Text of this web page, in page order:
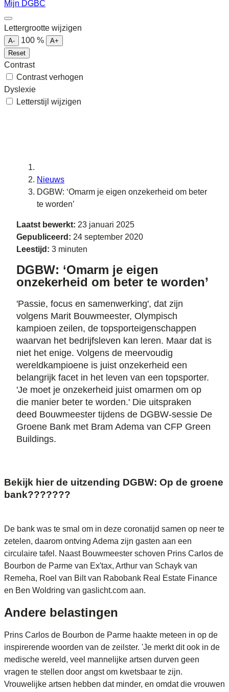
Mijn DGBC
Lettergrootte wijzigen
A- 100 %
A+
Reset
Contrast
Contrast verhogen
Dyslexie
Letterstijl wijzigen
Nieuws
DGBW: ‘Omarm je eigen onzekerheid om beter
te worden’
Laatst bewerkt: 23 januari 2025
Gepubliceerd: 24 september 2020
Leestijd: 3 minuten
DGBW: ‘Omarm je eigen
onzekerheid om beter te worden’
'Passie, focus en samenwerking', dat zijn
volgens Marit Bouwmeester, Olympisch
kampioen zeilen, de topsporteigenschappen
waarvan het bedrijfsleven kan leren. Maar dat is
niet het enige. Volgens de meervoudig
wereldkampioene is juist onzekerheid een
belangrijk facet in het leven van een topsporter.
'Je moet je onzekerheid juist omarmen om op
die manier beter te worden.' Die uitspraken
deed Bouwmeester tijdens de DGBW-sessie De
Groene Bank met Bram Adema van CFP Green
Buildings.
Bekijk hier de uitzending DGBW: Op de groene
bank???????
De bank was te smal om in deze coronatijd samen op neer te
zetelen, daarom ontving Adema zijn gasten aan een
circulaire tafel. Naast Bouwmeester schoven Prins Carlos de
Bourbon de Parme van Ex'tax, Arthur van Schayk van
Remeha, Roel van Bilt van Rabobank Real Estate Finance
en Ben Woldring van gaslicht.com aan.
Andere belastingen
Prins Carlos de Bourbon de Parme haakte meteen in op de
inspirerende woorden van de zeilster. 'Je merkt dit ook in de
medische wereld, veel mannelijke artsen durven geen
vragen te stellen door angst om kwetsbaar te zijn.
Vrouwelijke artsen hebben dat minder, en omdat die vrouwen